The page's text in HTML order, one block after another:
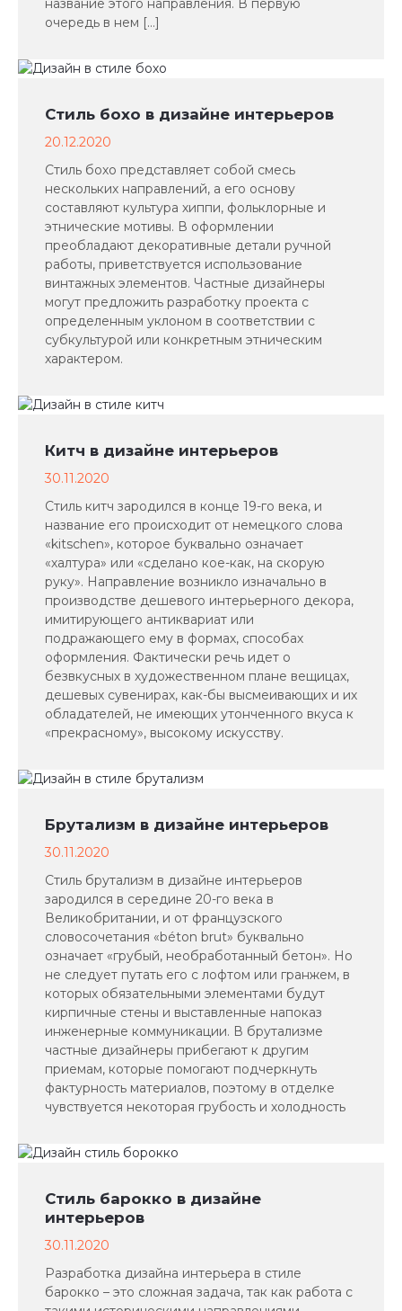
название этого направления. В первую
очередь в нем […]
Стиль бохо в дизайне интерьеров
20.12.2020
Стиль бохо представляет собой смесь
нескольких направлений, а его основу
составляют культура хиппи, фольклорные и
этнические мотивы. В оформлении
преобладают декоративные детали ручной
работы, приветствуется использование
винтажных элементов. Частные дизайнеры
могут предложить разработку проекта с
определенным уклоном в соответствии с
субкультурой или конкретным этническим
характером.
Китч в дизайне интерьеров
30.11.2020
Стиль китч зародился в конце 19-го века, и
название его происходит от немецкого слова
«kitschen», которое буквально означает
«халтура» или «сделано кое-как, на скорую
руку». Направление возникло изначально в
производстве дешевого интерьерного декора,
имитирующего антиквариат или
подражающего ему в формах, способах
оформления. Фактически речь идет о
безвкусных в художественном плане вещицах,
дешевых сувенирах, как-бы высмеивающих и их
обладателей, не имеющих утонченного вкуса к
«прекрасному», высокому искусству.
Брутализм в дизайне интерьеров
30.11.2020
Стиль брутализм в дизайне интерьеров
зародился в середине 20-го века в
Великобритании, и от французского
словосочетания «béton brut» буквально
означает «грубый, необработанный бетон». Но
не следует путать его с лофтом или гранжем, в
которых обязательными элементами будут
кирпичные стены и выставленные напоказ
инженерные коммуникации. В брутализме
частные дизайнеры прибегают к другим
приемам, которые помогают подчеркнуть
фактурность материалов, поэтому в отделке
чувствуется некоторая грубость и холодность
Стиль барокко в дизайне
интерьеров
30.11.2020
Разработка дизайна интерьера в стиле
барокко – это сложная задача, так как работа с